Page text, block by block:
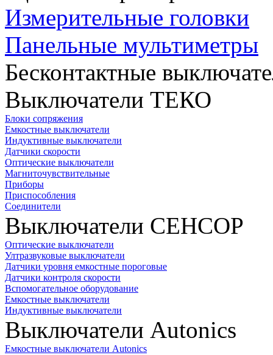
Измерительные головки
Панельные мультиметры
Бесконтактные
Выключатели ТЕКО
Блоки сопряжения
Емкостные выключатели
Индуктивные выключатели
Датчики скорости
Оптические выключатели
Магниточувствительные
Приборы
Приспособления
Соединители
Выключатели СЕНСОР
Оптические выключатели
Ултразвуковые выключатели
Датчики уровня емкостные пороговые
Датчики контроля скорости
Вспомогательное оборудование
Емкостные выключатели
Индуктивные выключатели
Выключатели Autonics
Емкостные выключатели Autonics